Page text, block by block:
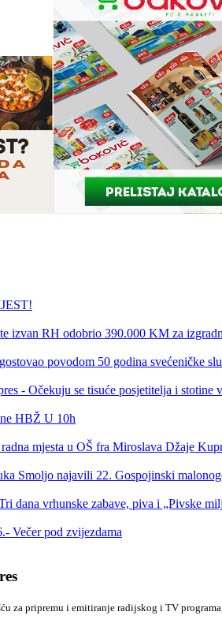
izvan RH odobrio 390.000 KM za
povodom 50 godina svećeničke
- Očekuju se tisuće posjetitelja i stotine
HBŽ U 10h
mjesta u OŠ fra Miroslava Džaje
Smoljo najavili 22. Gospojinski
dana vrhunske zabave, piva i „Pivske
Večer pod zvijezdama
za pripremu i emitiranje radijskog i TV